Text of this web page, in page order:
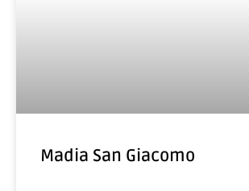
Madia San Giacomo